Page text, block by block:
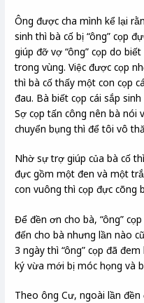
Ông được cha mình kể lại
sinh thì bà cố bị “ông” cọp
giúp đỡ vợ “ông” cọp do
trong vùng. Việc được cọp
thì bà cố thấy một con cọp
đau. Bà biết cọp cái sắp
Sợ cọp tấn công nên bà nói
chuyển bụng thì để tôi vô
Nhờ sự trợ giúp của bà cố thì
đực gồm một đen và một
con vuông thì cọp đực cõng
Để đền ơn cho bà, “ông”
đến cho bà nhưng lần nào
3 ngày thì “ông” cọp đã
ký vừa mới bị móc họng và
Theo ông Cư, ngoài lần